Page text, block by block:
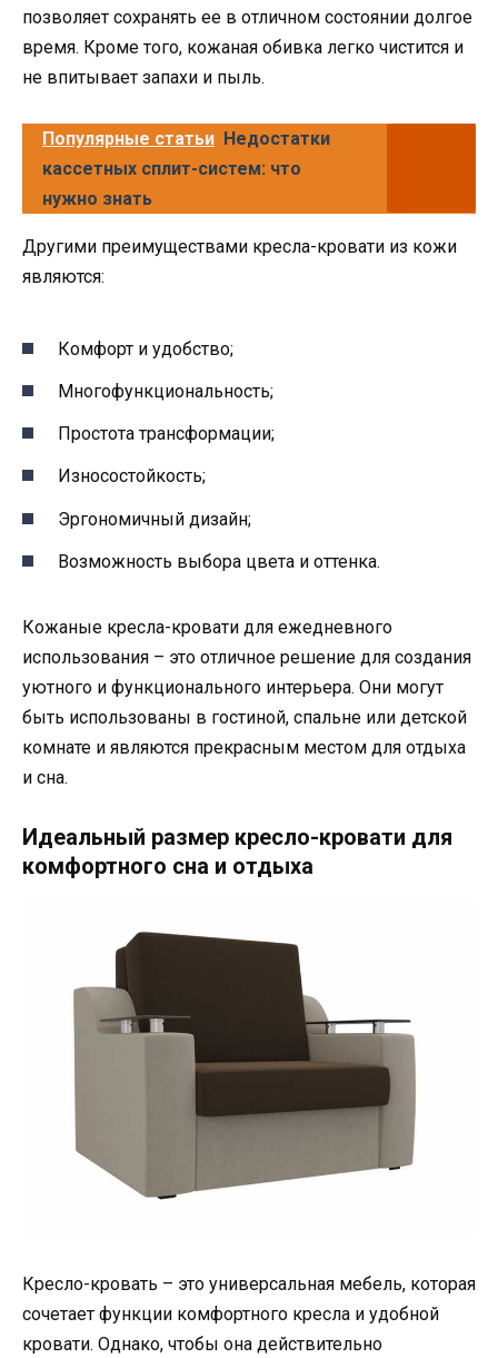
позволяет сохранять ее в отличном состоянии долгое
время. Кроме того, кожаная обивка легко чистится и
не впитывает запахи и пыль.
Популярные статьи Недостатки
кассетных сплит-систем: что
нужно знать
Другими преимуществами кресла-кровати из кожи
являются:
Комфорт и удобство;
Многофункциональность;
Простота трансформации;
Износостойкость;
Эргономичный дизайн;
Возможность выбора цвета и оттенка.
Кожаные кресла-кровати для ежедневного
использования – это отличное решение для создания
уютного и функционального интерьера. Они могут
быть использованы в гостиной, спальне или детской
комнате и являются прекрасным местом для отдыха
и сна.
Идеальный размер кресло-кровати для
комфортного сна и отдыха
Кресло-кровать – это универсальная мебель, которая
сочетает функции комфортного кресла и удобной
кровати. Однако, чтобы она действительно